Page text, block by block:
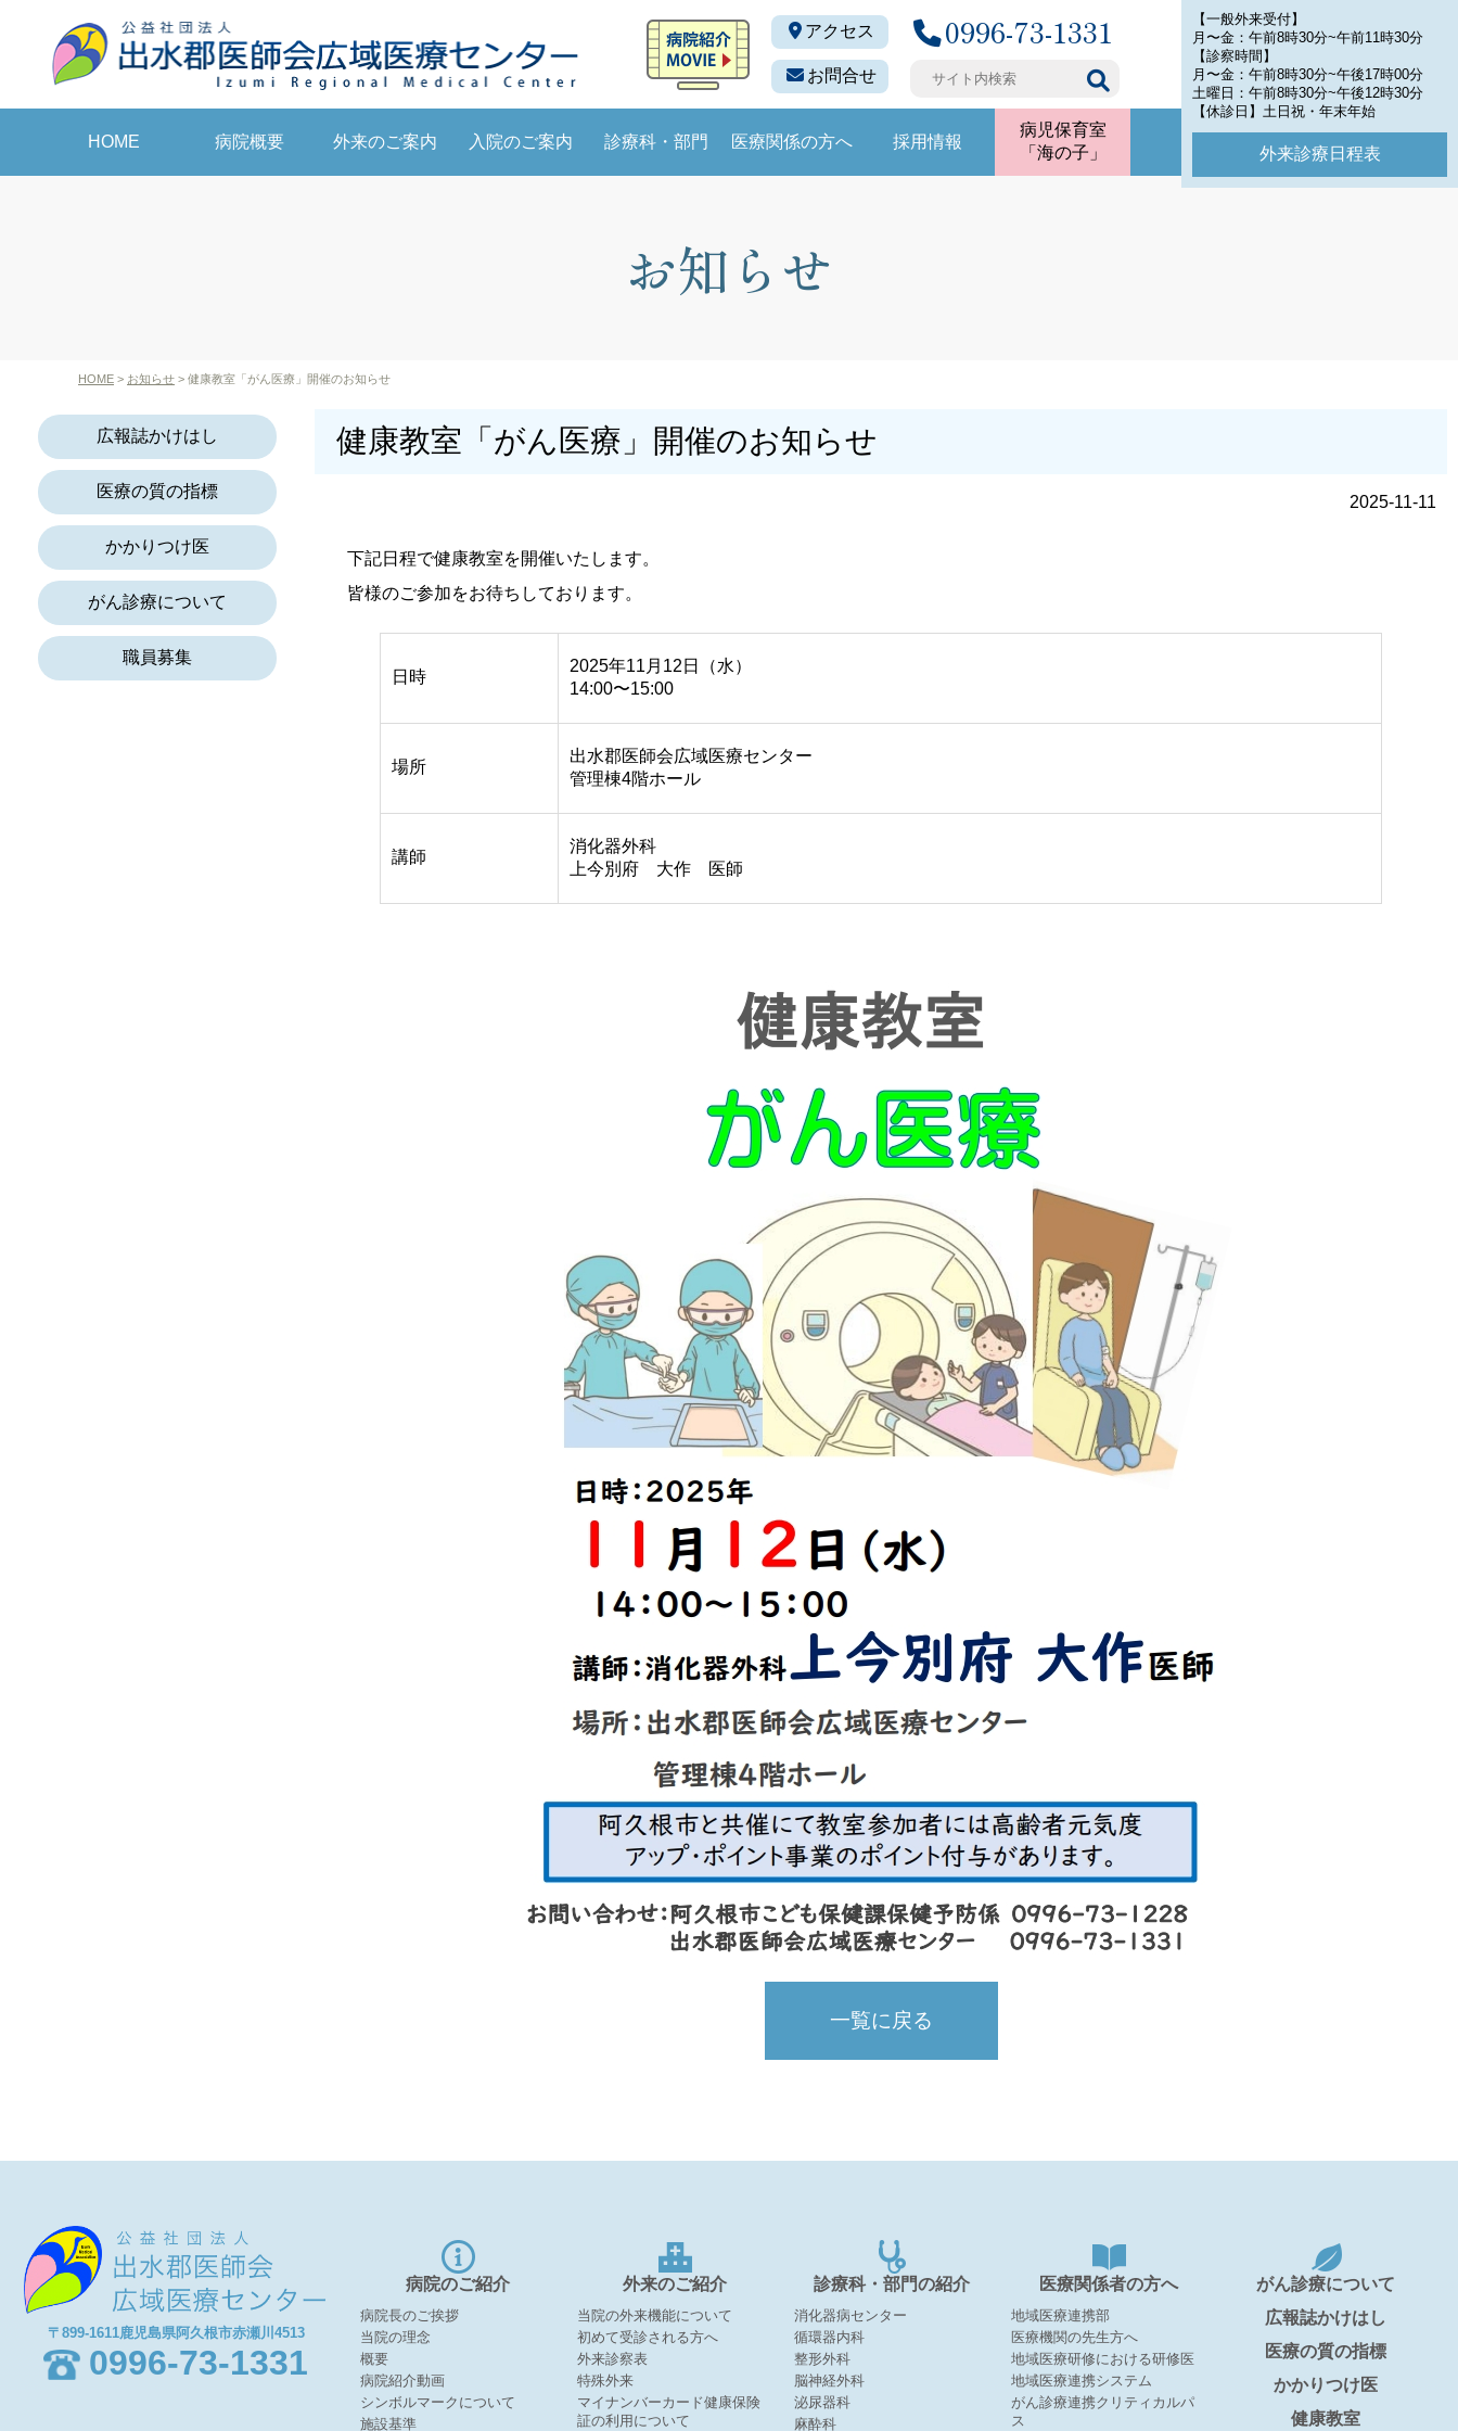
【一般外来受付】
月〜金：午前8時30分~午前11時30分
【診察時間】
月〜金：午前8時30分~午後17時00分
土曜日：午前8時30分~午後12時30分
【休診日】土日祝・年末年始
外来診療日程表
アクセス
お問合せ
0996-73-1331
HOME 病院概要 外来のご案内 入院のご案内 診療科・部門 医療関係の方へ 採用情報
病児保育室
「海の子」
お知らせ
HOME > お知らせ > 健康教室「がん医療」開催のお知らせ
健康教室「がん医療」開催のお知らせ
2025-11-11
下記日程で健康教室を開催いたします。
皆様のご参加をお待ちしております。
日時
2025年11月12日（水）
14:00〜15:00
場所
出水郡医師会広域医療センター
管理棟4階ホール
講師
消化器外科
上今別府 大作 医師
一覧に戻る
広報誌かけはし
医療の質の指標
かかりつけ医
がん診療について
職員募集
〒899-1611鹿児島県阿久根市赤瀬川4513
0996-73-1331
病院のご紹介
病院長のご挨拶
当院の理念
概要
病院紹介動画
シンボルマークについて
施設基準
外来のご紹介
当院の外来機能について
初めて受診される方へ
外来診察表
特殊外来
マイナンバーカード健康保険
証の利用について
診療科・部門の紹介
消化器病センター
循環器内科
整形外科
脳神経外科
泌尿器科
麻酔科
医療関係者の方へ
地域医療連携部
医療機関の先生方へ
地域医療研修における研修医
地域医療連携システム
がん診療連携クリティカルパ
ス
がん診療について
広報誌かけはし
医療の質の指標
かかりつけ医
健康教室